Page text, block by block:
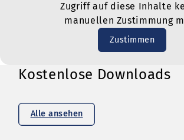
Zugriff auf diese Inhalte
manuellen Zustimmung
Zustimmen
Kostenlose Downloads
Alle ansehen